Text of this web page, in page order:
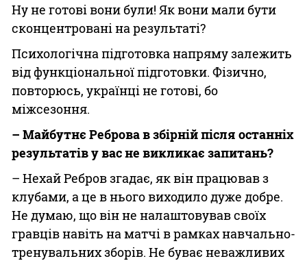
Ну не готові вони були! Як вони мали бути
сконцентровані на результаті?
Психологічна підготовка напряму залежить
від функціональної підготовки. Фізично,
повторюсь, українці не готові, бо
міжсезоння.
– Майбутнє Реброва в збірній після останніх
результатів у вас не викликає запитань?
– Нехай Ребров згадає, як він працював з
клубами, а це в нього виходило дуже добре.
Не думаю, що він не налаштовував своїх
гравців навіть на матчі в рамках навчально-
тренувальних зборів. Не буває неважливих